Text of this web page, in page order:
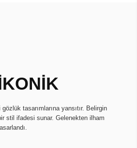
tasarımlarına yansıtır. Belirgin
stil ifadesi sunar. Gelenekten ilham